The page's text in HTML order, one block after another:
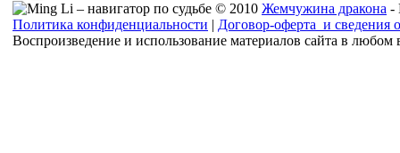
© 2010 Жемчужина дракона -
Политика конфиденциальности | Договор-оферта и сведения
Воспроизведение и использование материалов сайта в